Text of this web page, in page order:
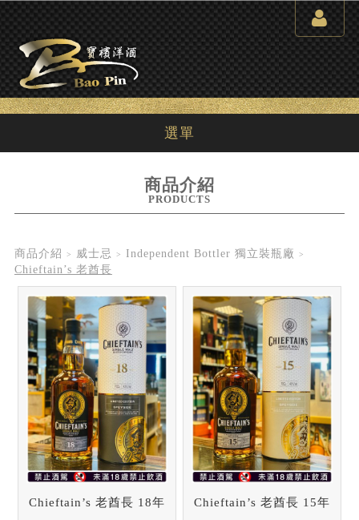
選單
商品介紹
PRODUCTS
商品介紹 威士忌
Independent Bottler 獨立裝瓶廠
Chieftain’s 老酋長
Chieftain’s 老酋長 18年 Chieftain’s 老酋長 15年